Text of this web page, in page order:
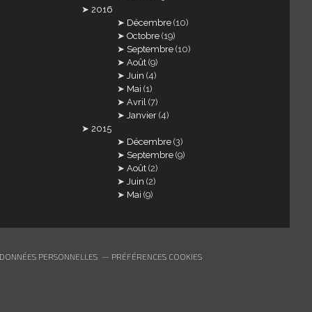
2016
Décembre (10)
Octobre (19)
Septembre (10)
Août (9)
Juin (4)
Mai (1)
Avril (7)
Janvier (4)
2015
Décembre (3)
Septembre (9)
Août (2)
Juin (2)
Mai (9)
PERSONNELLES PRÉFÉRENCES COOKIES